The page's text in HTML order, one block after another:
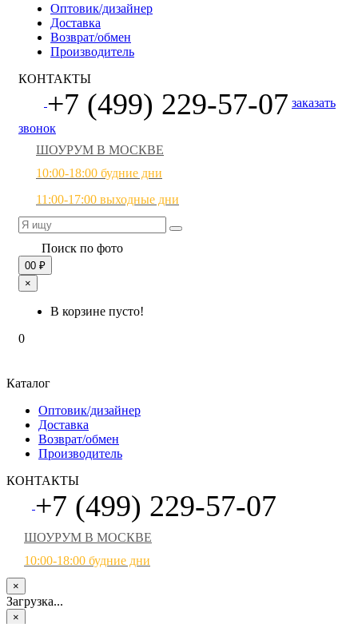
Оптовик/дизайнер
Доставка
Возврат/обмен
Производитель
КОНТАКТЫ
+7 (499) 229-57-07 заказать
звонок
ШОУРУМ В МОСКВЕ
10:00-18:00 будние дни
11:00-17:00 выходные дни
Поиск по фото
00 ₽
×
В корзине пусто!
0
Каталог
Оптовик/дизайнер
Доставка
Возврат/обмен
Производитель
КОНТАКТЫ
+7 (499) 229-57-07
ШОУРУМ В МОСКВЕ
10:00-18:00 будние дни
×
Загрузка...
×